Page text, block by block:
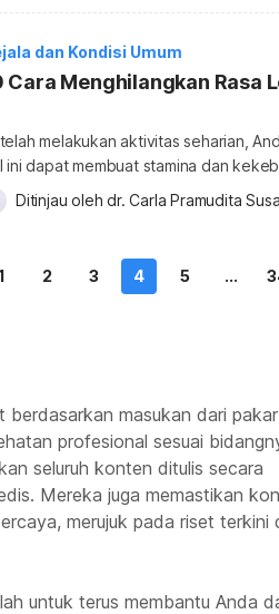
konteks medis? Daftar penyebab
dan Kondisi Umum
Cara Menghilangkan Rasa
melakukan aktivitas seharian,
ini dapat membuat stamina dan
terserang penyakit infeksi pun
rasa lelah berlebih?
letih atau kurang tenaga yang
Ditinjau oleh dr. Carla Pramudita
2 3 4 5 ...
masukan dari pakar
profesional sesuai
seluruh konten ditulis secara
Mereka juga memastikan
merujuk pada riset terkini
untuk terus membantu Anda